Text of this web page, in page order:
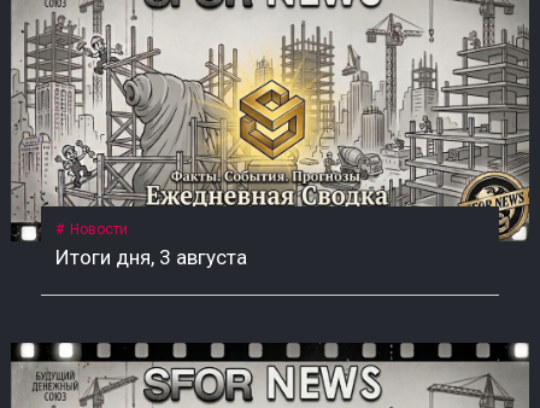
Новости
Итоги дня, 3 августа